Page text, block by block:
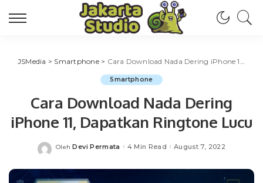
JSMedia > Smartphone> Cara Download Nada Dering iPhone 11, Dapatkan Ringtone Lucu
Smartphone
Cara Download Nada Dering
iPhone 11, Dapatkan Ringtone Lucu
Posted
Oleh Devi Permata 4 Min Read August 7, 2022